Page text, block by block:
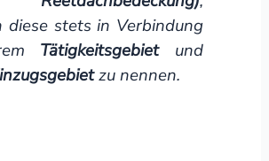
diese stets in Verbindung
Tätigkeitsgebietund
zu nennen.